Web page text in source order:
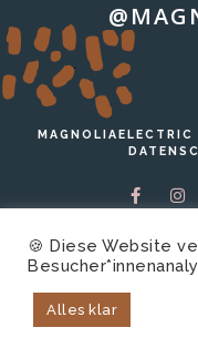
…
MAGNOLIAELECTRIC
Copyright © 2026
🍪 Diese Website
Alles klar